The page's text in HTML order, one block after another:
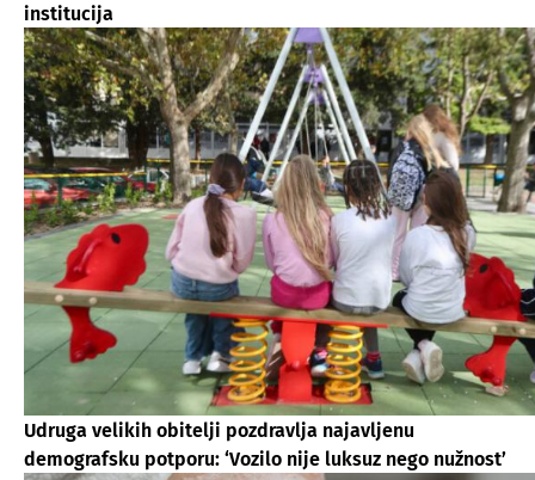
institucija
Udruga velikih obitelji pozdravlja najavljenu
demografsku potporu: ‘Vozilo nije luksuz nego nužnost’